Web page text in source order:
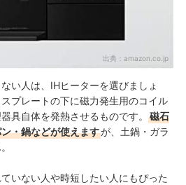
出典： amazon.co.jp
い人は、IHヒーターを選びましょ
プレートの下に磁力発生用のコイル
具自体を発熱させるものです。
磁石
・鍋などが使えますが、土鍋・ガラ
いない人や時短したい人にもぴった